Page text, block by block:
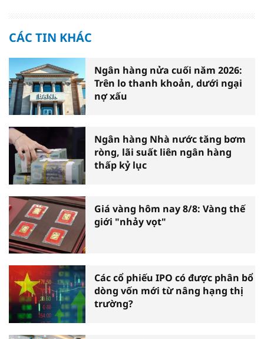
CÁC TIN KHÁC
Ngân hàng nửa cuối năm 2026:
Trên lo thanh khoản, dưới ngại
nợ xấu
Ngân hàng Nhà nước tăng bơm
ròng, lãi suất liên ngân hàng
thấp kỷ lục
Giá vàng hôm nay 8/8: Vàng thế
giới "nhảy vọt"
Các cổ phiếu IPO có được phân bổ
dòng vốn mới từ nâng hạng thị
trường?